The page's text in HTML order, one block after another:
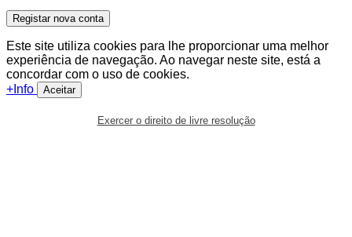
Registar nova conta
Este site utiliza cookies para lhe proporcionar uma melhor
experiência de navegação. Ao navegar neste site, está a
concordar com o uso de cookies.
+Info
Aceitar
Exercer o direito de livre resolução